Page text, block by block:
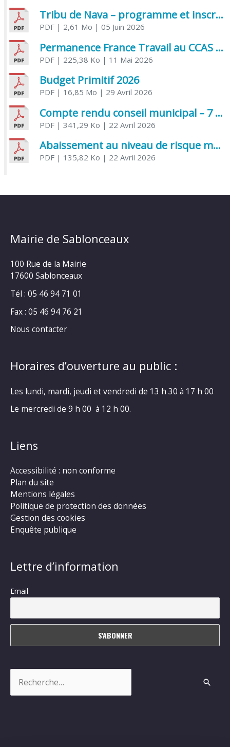
Tribu de Nava – programme et inscriptions été 2026
PDF| 2,61 Mo | 05 Juin 2026
Permanence France Travail au CCAS de Saujon Juin 2026
PDF| 225,38 Ko | 11 Mai 2026
Budget Primitif 2026
PDF| 16,85 Mo | 29 Avril 2026
Compte rendu conseil municipal – 7 avril 2026
PDF| 341,29 Ko | 22 Avril 2026
Abaissement au niveau de risque modéré de l’Influenza aviaire
PDF| 135,82 Ko | 22 Avril 2026
Mairie de Sablonceaux
100 Rue de la Mairie
17600 Sablonceaux
Tél : 05 46 94 71 01
Fax : 05 46 94 76 21
Nous contacter
Horaires d’ouverture au public :
Les lundi, mardi, jeudi et vendredi de 13 h 30 à 17 h 00
Le mercredi de 9 h 00 à 12 h 00.
Liens
Accessibilité : non conforme
Plan du site
Mentions légales
Politique de protection des données
Gestion des cookies
Enquête publique
Lettre d’information
Email